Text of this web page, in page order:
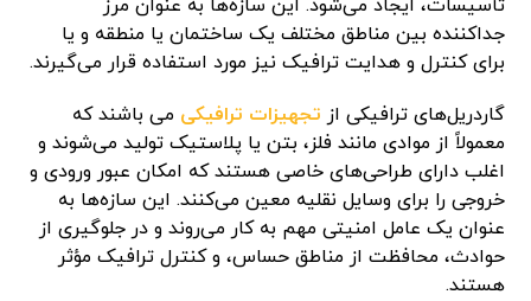
تأسیسات، ایجاد می‌شود. این سازه‌ها به عنوان مرز
جداکننده بین مناطق مختلف یک ساختمان یا منطقه و یا
برای کنترل و هدایت ترافیک نیز مورد استفاده قرار می‌گیرند.
گاردریل‌های ترافیکی از تجهیزات ترافیکی می باشند که
معمولاً از موادی مانند فلز، بتن یا پلاستیک تولید می‌شوند و
اغلب دارای طراحی‌های خاصی هستند که امکان عبور ورودی و
خروجی را برای وسایل نقلیه معین می‌کنند. این سازه‌ها به
عنوان یک عامل امنیتی مهم به کار می‌روند و در جلوگیری از
حوادث، محافظت از مناطق حساس، و کنترل ترافیک مؤثر
هستند.